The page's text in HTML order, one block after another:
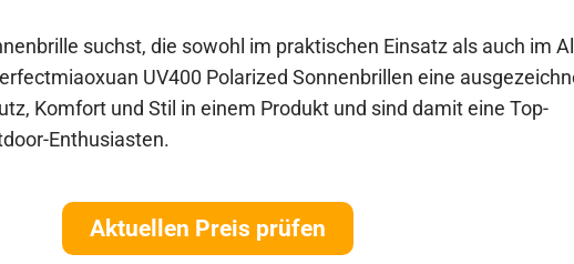
suchst, die sowohl im praktischen Einsatz als auch im
UV400 Polarized Sonnenbrillen eine
Komfort und Stil in einem Produkt und sind damit eine Top-
Enthusiasten.
Aktuellen Preis prüfen